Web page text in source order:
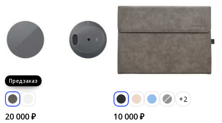
20 000 ₽
+2
10 000 ₽